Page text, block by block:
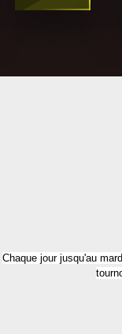
Chaque jour jusqu'au